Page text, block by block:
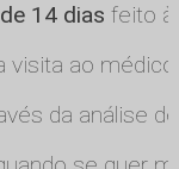
14 dias feito à
visita ao médico.
da análise